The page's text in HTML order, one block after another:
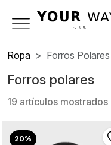
Ropa Forros Polares
Forros polares
19 artículos mostrados
20%